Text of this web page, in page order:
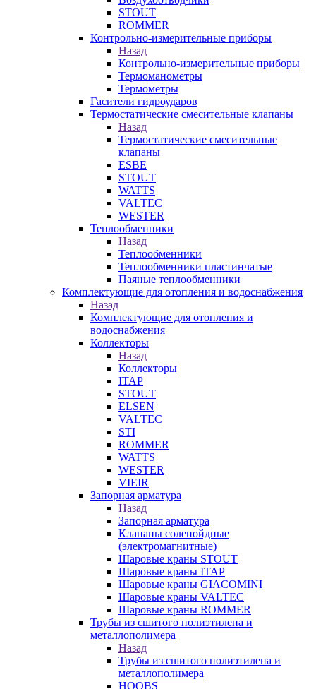
STOUT
ROMMER
Контрольно-измерительные приборы
Назад
Контрольно-измерительные приборы
Термоманометры
Термометры
Гасители гидроударов
Термостатические смесительные клапаны
Назад
Термостатические смесительные
клапаны
ESBE
STOUT
WATTS
VALTEC
WESTER
Теплообменники
Назад
Теплообменники
Теплообменники пластинчатые
Паяные теплообменники
Комплектующие для отопления и водоснабжения
Назад
Комплектующие для отопления и
водоснабжения
Коллекторы
Назад
Коллекторы
ITAP
STOUT
ELSEN
VALTEC
STI
ROMMER
WATTS
WESTER
VIEIR
Запорная арматура
Назад
Запорная арматура
Клапаны соленойдные
(электромагнитные)
Шаровые краны STOUT
Шаровые краны ITAP
Шаровые краны GIACOMINI
Шаровые краны VALTEC
Шаровые краны ROMMER
Трубы из сшитого полиэтилена и
металлополимера
Назад
Трубы из сшитого полиэтилена и
металлополимера
HOOBS